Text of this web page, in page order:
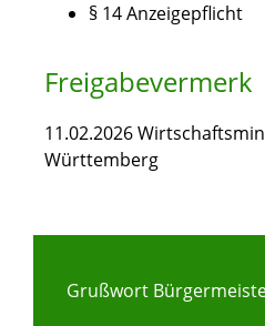
§ 14 Anzeigepflicht
Freigabevermerk
11.02.2026
Württemberg
Grußwort